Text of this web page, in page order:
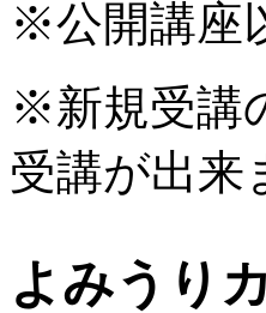
※公開講座
※新規受講
受講が出来
よみうり